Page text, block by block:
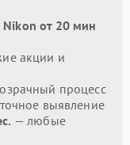
от 20 мин
акции и
процесс
выявление
— любые